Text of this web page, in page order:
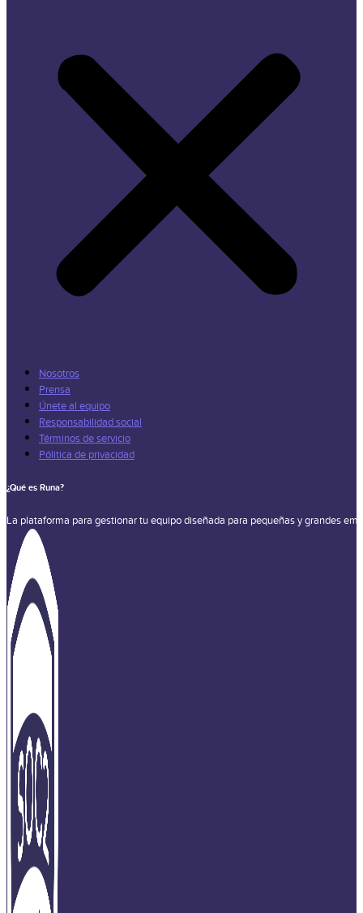
Nosotros
Prensa
Únete al equipo
Responsabilidad social
Términos de servicio
Pólitica de privacidad
¿Qué es Runa?
La plataforma para gestionar tu equipo diseñada para pequeñas y grandes